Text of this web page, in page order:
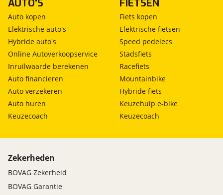
AUTO'S
Auto kopen
Elektrische auto's
Hybride auto's
Online Autoverkoopservice
Inruilwaarde berekenen
Auto financieren
Auto verzekeren
Auto huren
Keuzecoach
FIETSEN
Fiets kopen
Elektrische fietsen
Speed pedelecs
Stadsfiets
Racefiets
Mountainbike
Hybride fiets
Keuzehulp e-bike
Keuzecoach
Zekerheden
BOVAG Zekerheid
BOVAG Garantie